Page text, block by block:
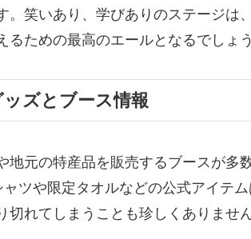
。笑いあり、学びありのステージは
ための最高のエールとなるでしょう
ズとブース情報
地元の特産品を販売するブースが多
ツや限定タオルなどの公式アイテ
切れてしまうことも珍しくありません